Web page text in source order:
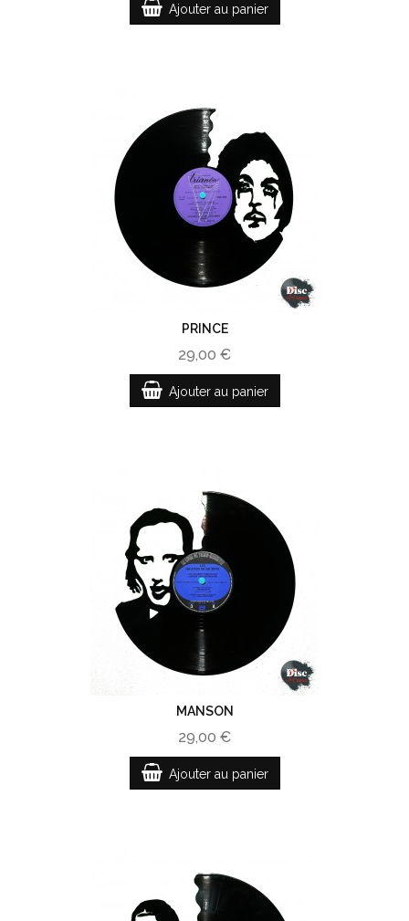
Ajouter au panier
PRINCE
29,00 €
Ajouter au panier
MANSON
29,00 €
Ajouter au panier